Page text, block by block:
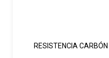
RESISTENCIA